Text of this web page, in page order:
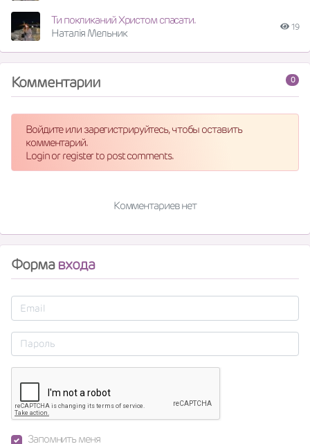
Ти покликаний Христом спасати.
Наталія Мельник
19
0
Комментарии
Войдите или зарегистрируйтесь, чтобы оставить
комментарий.
Login or register to post comments.
Комментариев нет
Формавхода
Запомнить меня